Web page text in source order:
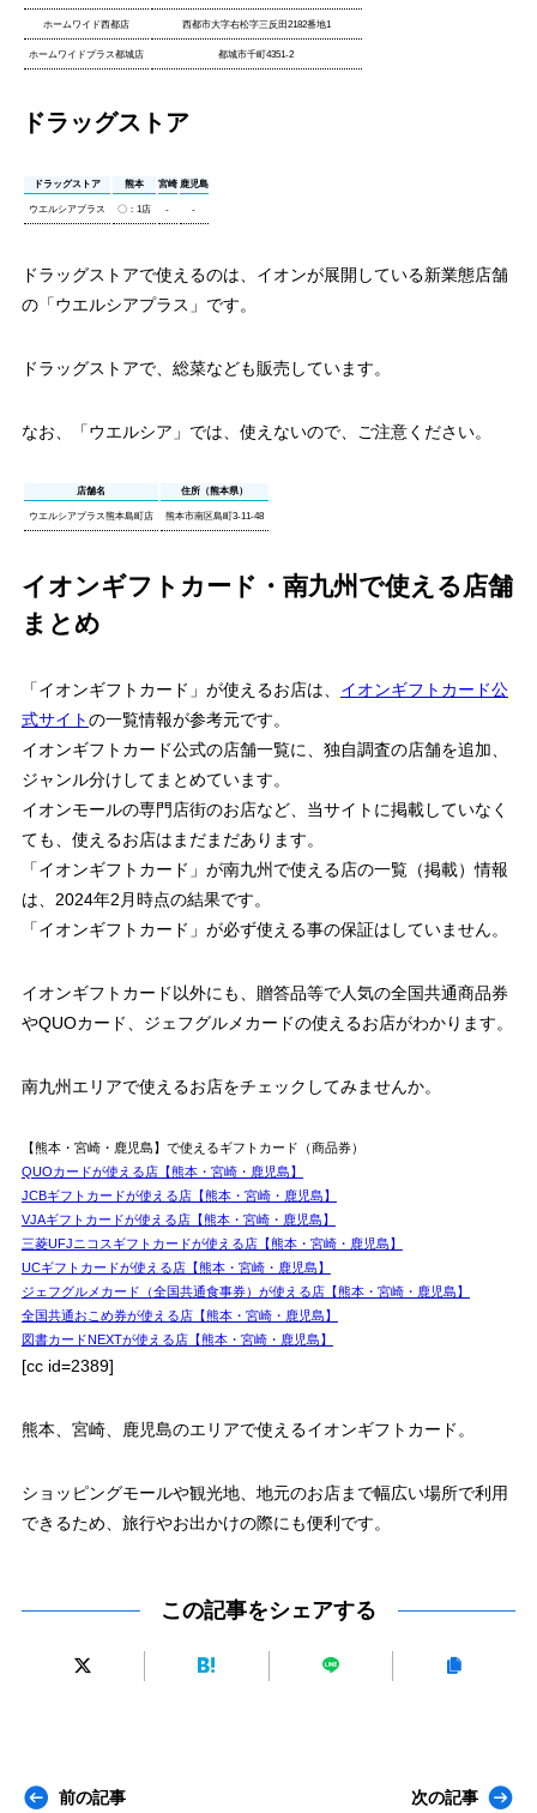
ホームワイド西都店 西都市大字右松字三反田2182番地1
ホームワイドプラス都城店 都城市千町4351-2
ドラッグストア
ドラッグストア 熊本 宮崎 鹿児島
ウエルシアプラス 〇：1店 - -
ドラッグストアで使えるのは、イオンが展開している新業態店舗
の「ウエルシアプラス」です。
ドラッグストアで、総菜なども販売しています。
なお、「ウエルシア」では、使えないので、ご注意ください。
店舗名 住所（熊本県）
ウエルシアプラス熊本島町店 熊本市南区島町3-11-48
イオンギフトカード・南九州で使える店舗
まとめ
「イオンギフトカード」が使えるお店は、 イオンギフトカード公
式サイトの一覧情報が参考元です。
イオンギフトカード公式の店舗一覧に、独自調査の店舗を追加、
ジャンル分けしてまとめています。
イオンモールの専門店街のお店など、当サイトに掲載していなく
ても、使えるお店はまだまだあります。
「イオンギフトカード」が南九州で使える店の一覧（掲載）情報
は、 2024年2月時点の結果です。
「イオンギフトカード」が必ず使える事の保証はしていません。
イオンギフトカード以外にも、贈答品等で人気の全国共通商品券
やQUOカード、ジェフグルメカードの使えるお店がわかります。
南九州エリアで使えるお店をチェックしてみませんか。
【熊本・宮崎・鹿児島】で使えるギフトカード（商品券）
QUOカードが使える店【熊本・宮崎・鹿児島】
JCBギフトカードが使える店【熊本・宮崎・鹿児島】
VJAギフトカードが使える店【熊本・宮崎・鹿児島】
三菱UFJニコスギフトカードが使える店【熊本・宮崎・鹿児島】
UCギフトカードが使える店【熊本・宮崎・鹿児島】
ジェフグルメカード（全国共通食事券）が使える店【熊本・宮崎・鹿児島】
全国共通おこめ券が使える店【熊本・宮崎・鹿児島】
図書カードNEXTが使える店【熊本・宮崎・鹿児島】
[cc id=2389]
熊本、宮崎、鹿児島のエリアで使えるイオンギフトカード。
ショッピングモールや観光地、地元のお店まで幅広い場所で利用
できるため、旅行やお出かけの際にも便利です。
この記事をシェアする
前の記事 次の記事